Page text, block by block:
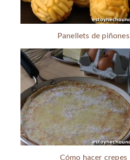
Panellets de piñones
Cómo hacer crepes